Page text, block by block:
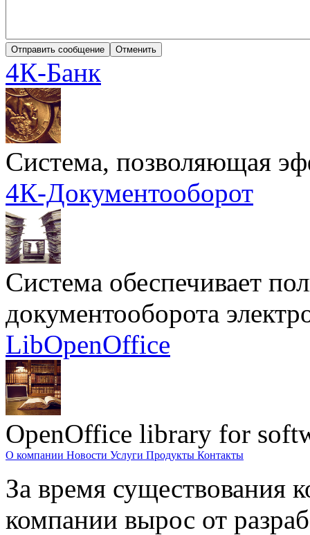
4К-Банк
Cистема, позволяющая
4К-Документооборот
Система обеспечивает
документооборота
LibOpenOffice
OpenOffice library for
О компании Новости Услуги Продукты Контакты
За время существования
компании вырос от